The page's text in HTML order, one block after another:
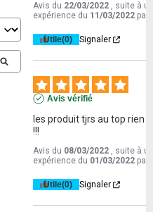
Avis du 22/03/2022 , suite à
expérience du 11/03/2022 par
Utile(0) Signaler
Avis vérifié
les produit tjrs au top rien
!!!
Avis du 08/03/2022 , suite à
expérience du 01/03/2022 par
Utile(0) Signaler